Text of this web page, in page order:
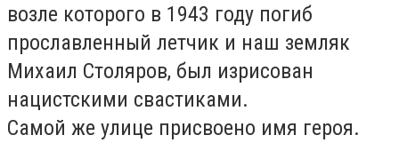
возле которого в 1943 году погиб
прославленный летчик и наш земляк
Михаил Столяров, был изрисован
нацистскими свастиками.
Самой же улице присвоено имя героя.